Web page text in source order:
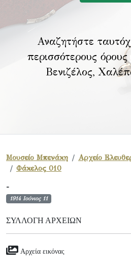
Αναζητήστε
περισσότερους
Βενιζέλος,
Μουσείο Μπενάκη
Αρχείο
Φάκελος 010
-
1914 Ιούνιος 11
ΣΥΛΛΟΓΉ ΑΡΧΕΊΩΝ
Αρχεία εικόνας